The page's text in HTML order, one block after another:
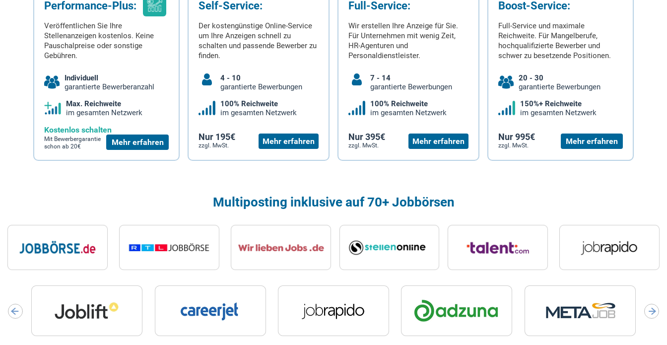
Performance-Plus:
Veröffentlichen Sie Ihre
Stellenanzeigen kostenlos. Keine
Pauschalpreise oder sonstige
Gebühren.
Individuell
garantierte Bewerberanzahl
Max. Reichweite
im gesamten Netzwerk
Kostenlos schalten
Mit Bewerbergarantie
schon ab 20€
Mehr erfahren
Self-Service:
Der kostengünstige Online-Service
um Ihre Anzeigen schnell zu
schalten und passende Bewerber zu
finden.
4 - 10
garantierte Bewerbungen
100% Reichweite
im gesamten Netzwerk
Nur 195€
zzgl. MwSt. Mehr erfahren
Full-Service:
Wir erstellen Ihre Anzeige für Sie.
Für Unternehmen mit wenig Zeit,
HR-Agenturen und
Personaldienstleister.
7 - 14
garantierte Bewerbungen
100% Reichweite
im gesamten Netzwerk
Nur 395€
zzgl. MwSt. Mehr erfahren
Boost-Service:
Full-Service und maximale
Reichweite. Für Mangelberufe,
hochqualifizierte Bewerber und
schwer zu besetzende Positionen.
20 - 30
garantierte Bewerbungen
150%+ Reichweite
im gesamten Netzwerk
Nur 995€
zzgl. MwSt. Mehr erfahren
Multiposting inklusive auf 70+ Jobbörsen